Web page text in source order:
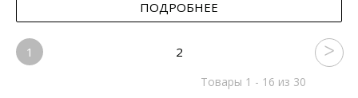
ПОДРОБНЕЕ
1 2
Товары 1 - 16 из 30